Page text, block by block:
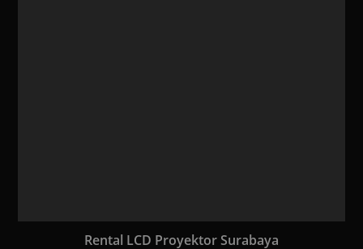
Rental LCD Proyektor Surabaya